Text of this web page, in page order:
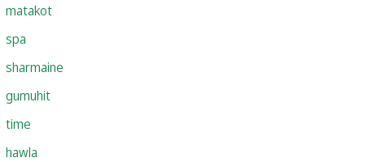
matakot
spa
sharmaine
gumuhit
time
hawla